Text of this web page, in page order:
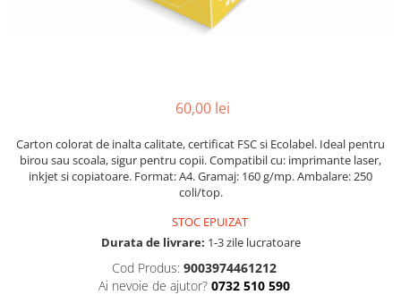
Mine pentru creioane mecanice
Pixuri cu gel
Mine pentru pixuri
60,00 lei
Carton colorat de inalta calitate, certificat FSC si Ecolabel. Ideal pentru
birou sau scoala, sigur pentru copii. Compatibil cu: imprimante laser,
inkjet si copiatoare. Format: A4. Gramaj: 160 g/mp. Ambalare: 250
coli/top.
STOC EPUIZAT
Durata de livrare: 1-3 zile lucratoare
Cod Produs: 9003974461212
Ai nevoie de ajutor? 0732 510 590